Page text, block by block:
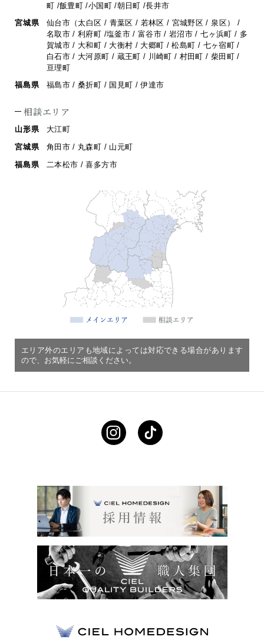
町 /飯豊町 /小国町 /朝日町 /長井市
宮城県
仙台市（太白区 / 青葉区 / 若林区 / 宮城野区 / 泉区） /
名取市 / 利府町 /塩釜市 / 富谷市 / 岩沼市 / 七ヶ浜町 / 多
賀城市 / 大和町 / 大衡村 / 大郷町 /松島町 / 七ヶ宿町 /
白石市 / 大河原町 / 蔵王町 / 川崎町 / 村田町 / 柴田町 /
亘理町
福島県
福島市 / 桑折町 / 国見町 / 伊達市
相談エリア
山形県
大江町
宮城県
角田市 / 丸森町 / 山元町
福島県
二本松市 / 喜多方市
エリア外のエリアも地域によっては対応できる場合があります
ので、お気軽にご相談ください。